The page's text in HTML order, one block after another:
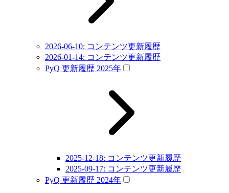
2026-06-10: コンテンツ更新履歴
2026-01-14: コンテンツ更新履歴
PyQ 更新履歴 2025年
2025-12-18: コンテンツ更新履歴
2025-09-17: コンテンツ更新履歴
PyQ 更新履歴 2024年